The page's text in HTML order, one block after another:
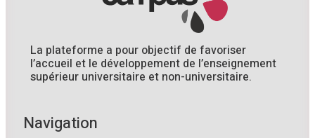
La plateforme a pour objectif de favoriser
l’accueil et le développement de l’enseignement
supérieur universitaire et non-universitaire.
Navigation